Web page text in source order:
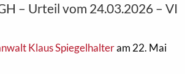
– Urteil vom 24.03.2026 – VI
Klaus Spiegelhalteram 22. Mai